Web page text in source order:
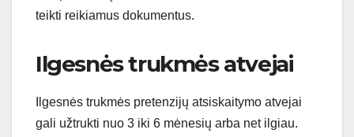
teikti reikiamus dokumentus.
Ilgesnės trukmės atvejai
Ilgesnės trukmės pretenzijų atsiskaitymo atvejai
gali užtrukti nuo 3 iki 6 mėnesių arba net ilgiau.